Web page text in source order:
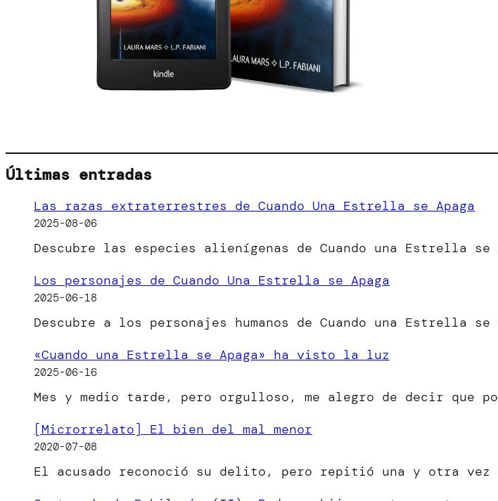
Últimas entradas
Las razas extraterrestres de Cuando Una Estrella se Apaga
2025-08-06
Descubre las especies alienígenas de Cuando una Estrella
Los personajes de Cuando Una Estrella se Apaga
2025-06-18
Descubre a los personajes humanos de Cuando una Estrella
«Cuando una Estrella se Apaga» ha visto la luz
2025-06-16
Mes y medio tarde, pero orgulloso, me alegro de decir que
[Microrrelato] El bien del mal menor
2020-07-08
El acusado reconoció su delito, pero repitió una y otra vez